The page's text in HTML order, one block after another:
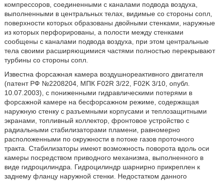
компрессоров, соединенными с каналами подвода воздуха,
выполненными в центральных телах, видимые со стороны сопл,
поверхности которых образованы двойными стенками, наружные
из которых перфорированы, а полости между стенками
сообщены с каналами подвода воздуха, при этом центральные
тела своими расширяющимися частями полностью перекрывают
турбины со стороны сопл.
Известна форсажная камера воздушнореактивного двигателя
(патент РФ №2208204, МПК F02R 3/22, F02K 3/10, опубл.
10.07.2003), с пониженными гидравлическими потерями в
форсажной камере на бесфорсажном режиме, содержащая
наружную стенку с разъемными корпусами и теплозащитными
экранами, топливный коллектор, фронтовое устройство с
радиальными стабилизаторами пламени, равномерно
расположенными по окружности в потоке газов проточного
тракта. Стабилизаторы имеют возможность поворота вдоль оси
камеры посредством приводного механизма, выполненного в
виде гидроцилиндра. Гидроцилиндр шарнирно прикреплен к
заднему фланцу наружной стенки. Недостатком данного